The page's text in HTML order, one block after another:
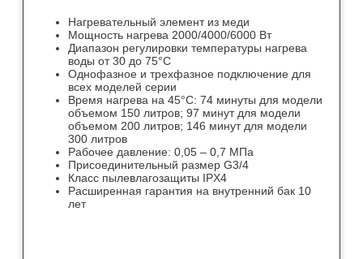
Нагревательный элемент из меди
Мощность нагрева 2000/4000/6000 Вт
Диапазон регулировки температуры нагрева
воды от 30 до 75°С
Однофазное и трехфазное подключение для
всех моделей серии
Время нагрева на 45°С: 74 минуты для модели
объемом 150 литров; 97 минут для модели
объемом 200 литров; 146 минут для модели
300 литров
Рабочее давление: 0,05 – 0,7 МПа
Присоединительный размер G3/4
Класс пылевлагозащиты IPX4
Расширенная гарантия на внутренний бак 10
лет